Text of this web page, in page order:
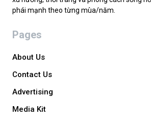
phái mạnh theo từng mùa/năm.
Pages
About Us
Contact Us
Advertising
Media Kit